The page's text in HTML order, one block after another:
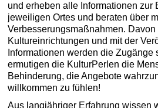
und erheben alle Informationen zur
jeweiligen Ortes und beraten über
Verbesserungsmaßnahmen.
Kultureinrichtungen und mit der
Informationen werden die Zugänge
ermutigen die KulturPerlen die
Behinderung, die Angebote
willkommen zu fühlen!
Aus langjähriger Erfahrung wissen